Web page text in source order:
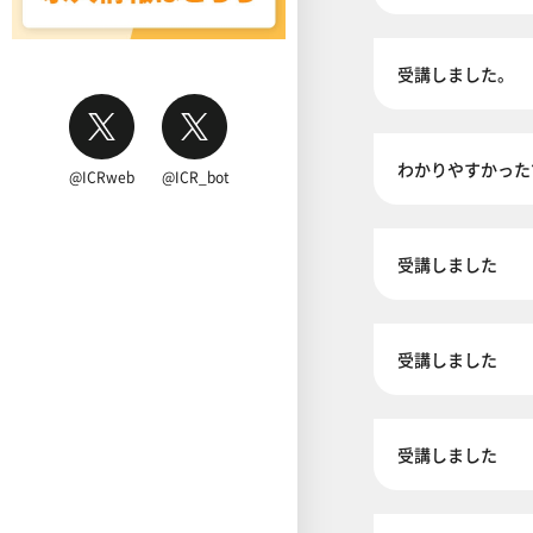
@ICRweb @ICR_bot
受講しました。
わかりやすかっ
受講しました
受講しました
受講しました